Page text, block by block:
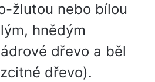
žlutou nebo bílou
hnědým
dřevo a běl
dřevo).